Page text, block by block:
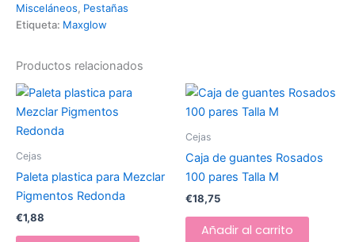
Misceláneos, Pestañas
Etiqueta: Maxglow
Productos relacionados
Cejas
Paleta plastica para Mezclar
Pigmentos Redonda
€1,88
Cejas
Caja de guantes Rosados
100 pares Talla M
€18,75
Añadir al carrito